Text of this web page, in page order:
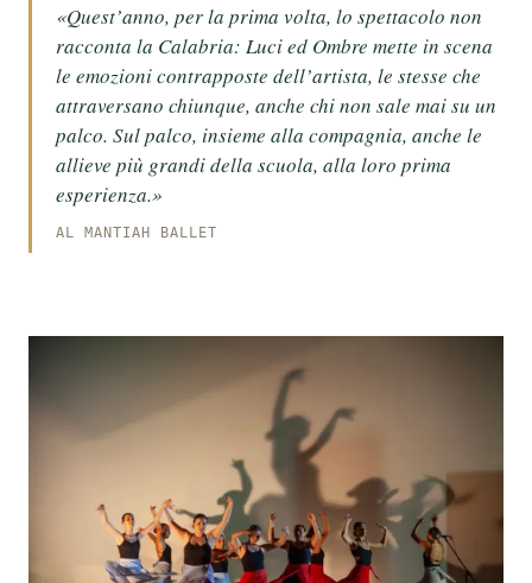
«Quest’anno, per la prima volta, lo spettacolo non
racconta la Calabria: Luci ed Ombre mette in scena
le emozioni contrapposte dell’artista, le stesse che
attraversano chiunque, anche chi non sale mai su un
palco. Sul palco, insieme alla compagnia, anche le
allieve più grandi della scuola, alla loro prima
esperienza.»
AL MANTIAH BALLET